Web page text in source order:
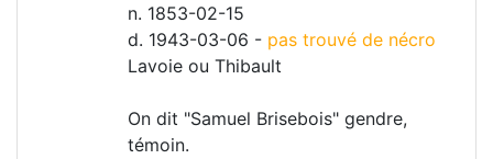
n. 1853-02-15
d. 1943-03-06 - pas trouvé de nécro
Lavoie ou Thibault
On dit "Samuel Brisebois" gendre,
témoin.